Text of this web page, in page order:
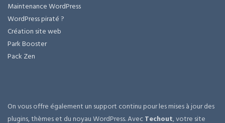
Maintenance WordPress
WordPress piraté ?
Création site web
Park Booster
Pack Zen
On vous offre également un support continu pour les mises à jour des
plugins, thèmes et du noyau WordPress. AvecTechout, votre site